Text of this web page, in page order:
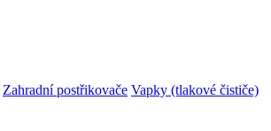
Zahradní postřikovače Vapky (tlakové čističe)